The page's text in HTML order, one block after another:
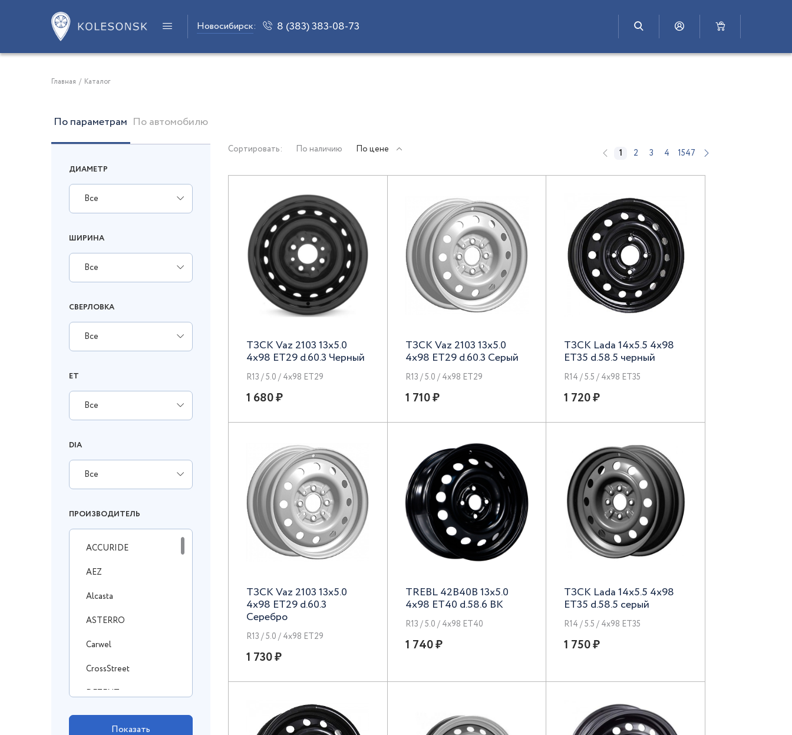
Новосибирск: 8 (383) 383-08-73
Главная / Каталог
По параметрам По автомобилю
ДИАМЕТР
Все
ШИРИНА
Все
СВЕРЛОВКА
Все
ET
Все
DIA
Все
ПРОИЗВОДИТЕЛЬ
ACCURIDE
AEZ
Alcasta
ASTERRO
Carwel
CrossStreet
DEZENT
DOTZ
Сортировать: По наличию По цене 1 2 3 4 1547
ТЗСК Vaz 2103 13x5.0
4x98 ET29 d.60.3 Черный
R13 / 5.0 / 4x98 ET29
1 680 ₽
ТЗСК Vaz 2103 13x5.0
4x98 ET29 d.60.3 Серый
R13 / 5.0 / 4x98 ET29
1 710 ₽
ТЗСК Lada 14x5.5 4x98
ET35 d.58.5 черный
R14 / 5.5 / 4x98 ET35
1 720 ₽
ТЗСК Vaz 2103 13x5.0
4x98 ET29 d.60.3
Серебро
R13 / 5.0 / 4x98 ET29
1 730 ₽
TREBL 42B40B 13x5.0
4x98 ET40 d.58.6 BK
R13 / 5.0 / 4x98 ET40
1 740 ₽
ТЗСК Lada 14x5.5 4x98
ET35 d.58.5 серый
R14 / 5.5 / 4x98 ET35
1 750 ₽